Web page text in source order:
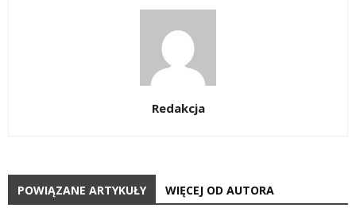
Redakcja
POWIĄZANE ARTYKUŁY WIĘCEJ OD AUTORA